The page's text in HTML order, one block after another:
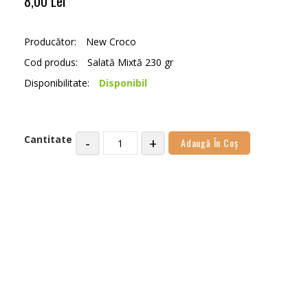
Producător:
New Croco
Cod produs:
Salată Mixtă 230 gr
Disponibilitate:
Disponibil
Cantitate - + Adaugă În Coş